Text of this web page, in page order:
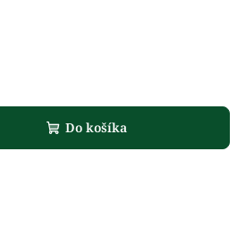
Do košíka